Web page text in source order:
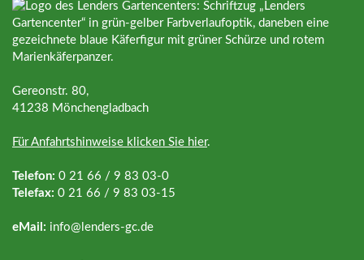
Gereonstr. 80,
41238 Mönchengladbach
Für Anfahrtshinweise klicken Sie hier.
Telefon: 0 21 66 / 9 83 03-0
Telefax: 0 21 66 / 9 83 03-15
eMail: info@ lenders-gc.de